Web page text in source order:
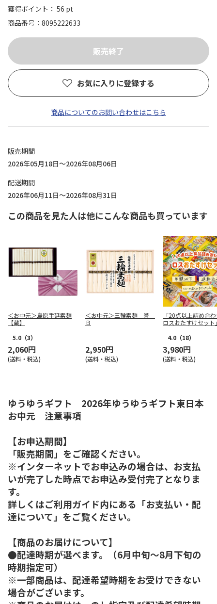
獲得ポイント： 56 pt
商品番号
8095222633
お気に入りに登録する
商品についてのお問い合わせはこちら
販売期間
2026年05月18日～2026年08月06日
配送期間
2026年06月11日～2026年08月31日
この商品を見た人は他にこんな商品も買っています
＜お中元＞島原手延素麺
【蔵】
5.0 （3）
2,060円
(送料・税込)
＜お中元＞三輪素麺 誉
Ｂ
2,950円
(送料・税込)
「20点以上詰め合
ロスおたすけセット
4.0 （18）
3,980円
(送料・税込)
ゆうゆうギフト 2026年ゆうゆうギフト東日本
お中元 注意事項
【お申込期間】
「販売期間」をご確認ください。
※インターネットでお申込みの場合は、お支払
いが完了した時点でお申込み受付完了となりま
す。
詳しくはご利用ガイド内にある「お支払い・配
達について」をご覧ください。
【商品のお届けについて】
●配達時期が選べます。（6月中旬～8月下旬の
時期指定可）
※一部商品は、配達希望時期をお受けできない
場合がございます。